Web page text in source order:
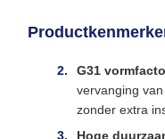
G31
vervanging
zonder extra
Hoge